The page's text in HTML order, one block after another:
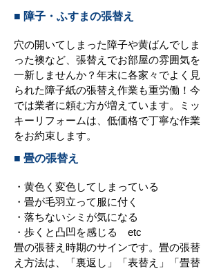
■ 障子・ふすまの張替え
穴の開いてしまった障子や黄ばんでしま
った襖など、張替えでお部屋の雰囲気を
一新しませんか？年末に各家々でよく見
られた障子紙の張替え作業も重労働！今
では業者に頼む方が増えています。ミッ
キーリフォームは、低価格で丁寧な作業
をお約束します。
■ 畳の張替え
・黄色く変色してしまっている
・畳が毛羽立って服に付く
・落ちないシミが気になる
・歩くと凸凹を感じる etc
畳の張替え時期のサインです。畳の張替
え方法は、「裏返し」「表替え」「畳替